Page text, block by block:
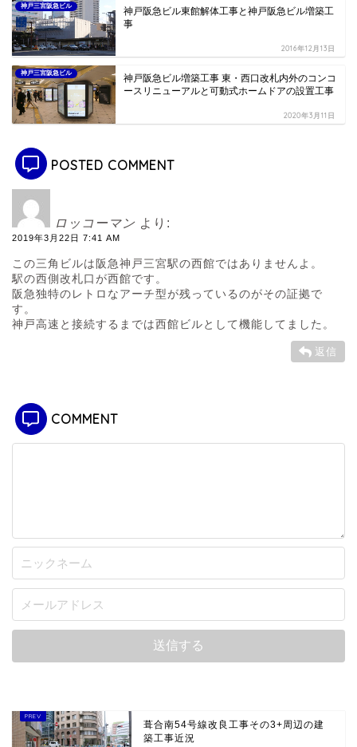
神戸三宮阪急ビル
神戸阪急ビル東館解体工事と神戸阪急ビル増築工
事
2016年12月13日
神戸三宮阪急ビル
神戸阪急ビル増築工事 東・西口改札内外のコンコ
ースリニューアルと可動式ホームドアの設置工事
2020年3月11日
POSTED COMMENT
ロッコーマン より:
2019年3月22日 7:41 AM
この三角ビルは阪急神戸三宮駅の西館ではありませんよ。
駅の西側改札口が西館です。
阪急独特のレトロなアーチ型が残っているのがその証拠で
す。
神戸高速と接続するまでは西館ビルとして機能してました。
返信
COMMENT
葺合南54号線改良工事その3+周辺の建
築工事近況